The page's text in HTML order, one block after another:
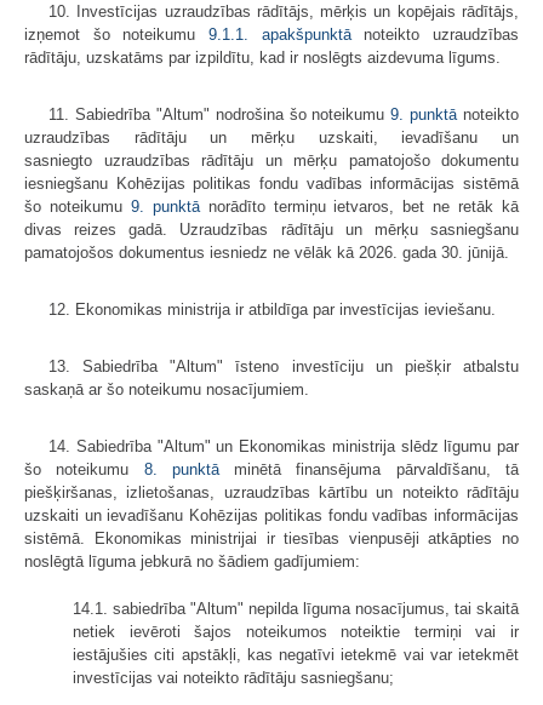
10. Investīcijas uzraudzības rādītājs, mērķis un kopējais rādītājs,
izņemot šo noteikumu 9.1.1. apakšpunktānoteikto uzraudzības
rādītāju, uzskatāms par izpildītu, kad ir noslēgts aizdevuma līgums.
11. Sabiedrība "Altum" nodrošina šo noteikumu9. punktā noteikto
uzraudzības rādītāju un mērķu uzskaiti, ievadīšanu un
sasniegto uzraudzības rādītāju un mērķu pamatojošo dokumentu
iesniegšanu Kohēzijas politikas fondu vadības informācijas sistēmā
šo noteikumu 9. punktānorādīto termiņu ietvaros, bet ne retāk kā
divas reizes gadā. Uzraudzības rādītāju un mērķu sasniegšanu
pamatojošos dokumentus iesniedz ne vēlāk kā 2026. gada 30. jūnijā.
12. Ekonomikas ministrija ir atbildīga par investīcijas ieviešanu.
13. Sabiedrība "Altum" īsteno investīciju un piešķir atbalstu
saskaņā ar šo noteikumu nosacījumiem.
14. Sabiedrība "Altum" un Ekonomikas ministrija slēdz līgumu par
šo noteikumu 8. punktāminētā finansējuma pārvaldīšanu, tā
piešķiršanas, izlietošanas, uzraudzības kārtību un noteikto rādītāju
uzskaiti un ievadīšanu Kohēzijas politikas fondu vadības informācijas
sistēmā. Ekonomikas ministrijai ir tiesības vienpusēji atkāpties no
noslēgtā līguma jebkurā no šādiem gadījumiem:
14.1. sabiedrība "Altum" nepilda līguma nosacījumus, tai skaitā
netiek ievēroti šajos noteikumos noteiktie termiņi vai ir
iestājušies citi apstākļi, kas negatīvi ietekmē vai var ietekmēt
investīcijas vai noteikto rādītāju sasniegšanu;